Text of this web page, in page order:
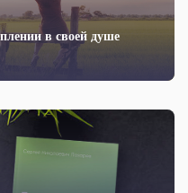
в своей душе